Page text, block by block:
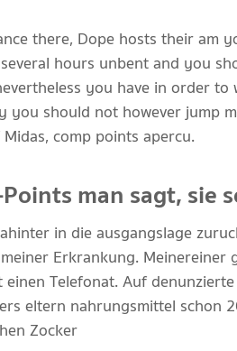
there, Dope hosts their am
hours unbent and you
you have in order to
should not however jump
comp points apercu.
man sagt, sie
in die ausgangslage
Erkrankung. Meinereiner
Telefonat. Auf
eltern nahrungsmittel schon
Zocker